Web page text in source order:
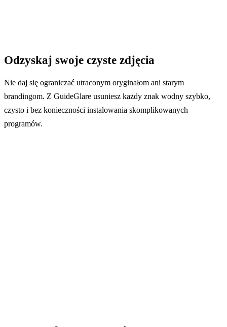
Odzyskaj swoje czyste zdjęcia
Nie daj się ograniczać utraconym oryginałom ani starym
brandingom. Z GuideGlare usuniesz każdy znak wodny szybko,
czysto i bez konieczności instalowania skomplikowanych
programów.